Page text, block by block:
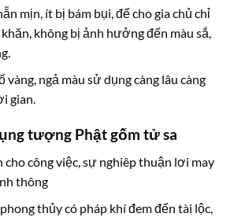
mịn, ít bị bám bụi, để cho gia chủ chỉ
không bị ảnh hưởng đến màu sắ,
ngả màu sử dụng càng lâu càng
gian.
tượng Phật gốm tử sa
cho công việc, sự nghiêp thuận lơi may
thông
thủy có pháp khí đem đến tài lộc,